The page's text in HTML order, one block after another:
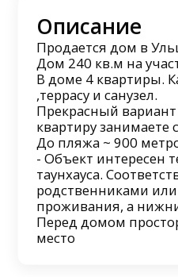
Описание
Продается дом в
Дом 240 кв.м на
B доме 4 квартиры.
,террасу и caнузел.
Прекрасный
квартиру занимаете
До пляжа ~ 900
- Объект интересен
таунхауса.
родственниками
проживания, а
Перед домом
место